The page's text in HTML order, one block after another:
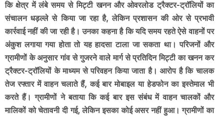
कि क्षेत्र में लंबे समय से मिट्टी खनन और ओवरलोड ट्रैक्टर-ट्रॉलियों का
संचालन धड़ल्ले से किया जा रहा है, लेकिन प्रशासन की ओर से प्रभावी
कार्रवाई नहीं की जा रही है। उनका कहना है कि यदि समय रहते ऐसे वाहनों पर
अंकुश लगाया गया होता तो यह हादसा टाला जा सकता था। परिजनों और
ग्रामीणों के अनुसार गांव से गुजरने वाले मार्ग से प्रतिदिन मिट्टी का खनन कर
ट्रैक्टर-ट्रॉलियों के माध्यम से परिवहन किया जाता है। आरोप है कि चालक
तेज रफ्तार में वाहन चलाते हैं, कई बार मोबाइल या हेडफोन का इस्तेमाल भी
करते हैं। ग्रामीणों ने बताया कि कई बार इस संबंध में वाहन चालकों और
मालिकों को चेतावनी दी गई, लेकिन इसका कोई असर नहीं हुआ। ग्रामीणों का